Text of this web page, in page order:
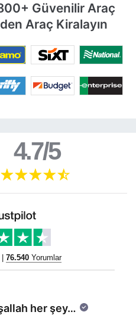
Güvenilir Araç
Araç Kiralayın
4.7/5
76.540 Yorumlar
her şey…